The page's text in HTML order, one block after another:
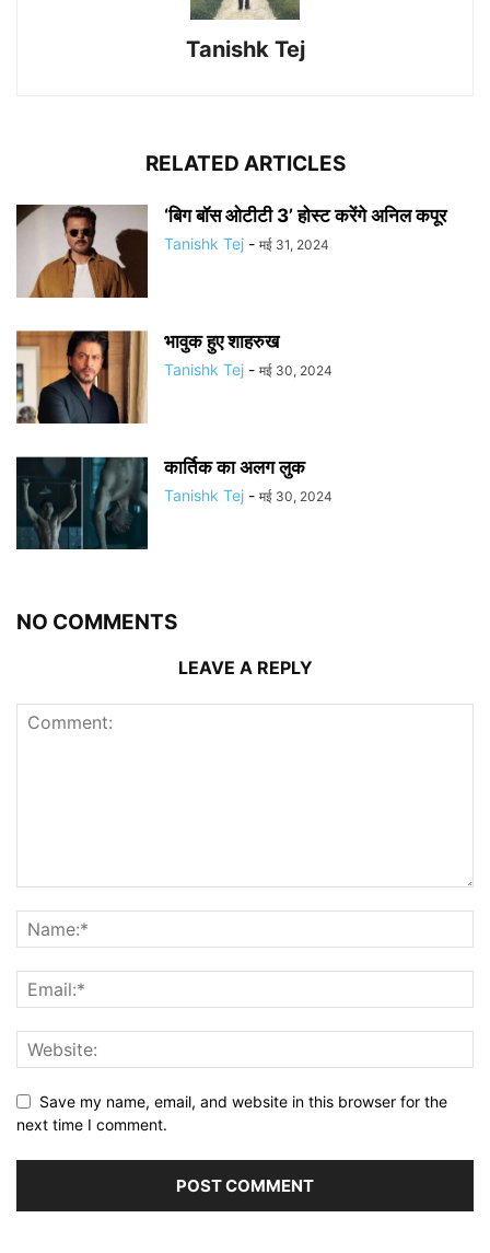
Tanishk Tej
RELATED ARTICLES
‘बिग बॉस ओटीटी 3’ होस्ट करेंगे अनिल कपूर
Tanishk Tej - मई 31, 2024
भावुक हुए शाहरुख
Tanishk Tej - मई 30, 2024
कार्तिक का अलग लुक
Tanishk Tej - मई 30, 2024
NO COMMENTS
LEAVE A REPLY
Save my name, email, and website in this browser for the
next time I comment.